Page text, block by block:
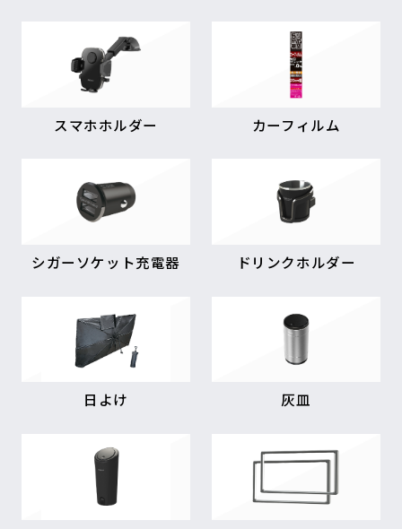
スマホホルダー カーフィルム
シガーソケット充電器 ドリンクホルダー
日よけ 灰皿